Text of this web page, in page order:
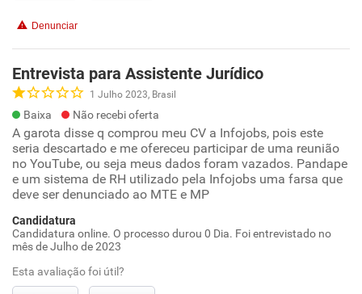
Denunciar
Entrevista para Assistente Jurídico
1 Julho 2023, Brasil
Baixa Não recebi oferta
A garota disse q comprou meu CV a Infojobs, pois este
seria descartado e me ofereceu participar de uma reunião
no YouTube, ou seja meus dados foram vazados. Pandape
e um sistema de RH utilizado pela Infojobs uma farsa que
deve ser denunciado ao MTE e MP
Candidatura
Candidatura online. O processo durou 0 Dia. Foi entrevistado no
mês de Julho de 2023
Esta avaliação foi útil?